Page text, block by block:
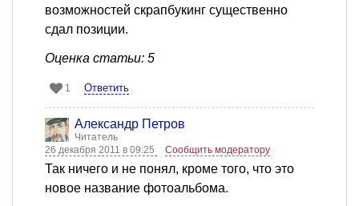
возможностей скрапбукинг существенно
сдал позиции.
Оценка статьи: 5
1 Ответить
Александр Петров
Читатель
26 декабря 2011 в 09:25
Сообщить модератору
Так ничего и не понял, кроме того, что это
новое название фотоальбома.